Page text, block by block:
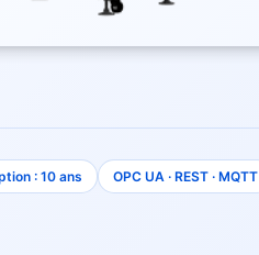
: 10 ans OPC UA · REST · MQTT